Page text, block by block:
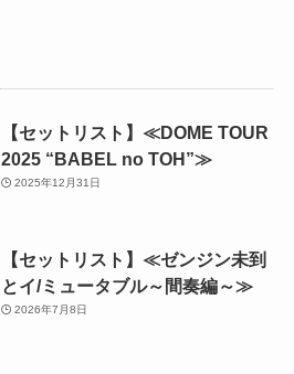
【セットリスト】≪DOME TOUR
2025 “BABEL no TOH”≫
2025年12月31日
【セットリスト】≪ゼンジン未到
とイ/ミュータブル～間奏編～≫
2026年7月8日